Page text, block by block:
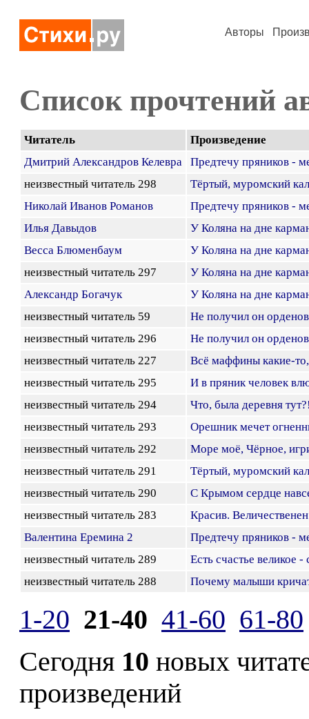
Авторы
Список прочтений
Читатель
Произведение
Дмитрий Александров Келевра
Предтечу пряников -
неизвестный читатель 298
Тёртый, муромский
Николай Иванов Романов
Предтечу пряников -
Илья Давыдов
У Коляна на дне
Весса Блюменбаум
У Коляна на дне
неизвестный читатель 297
У Коляна на дне
Александр Богачук
У Коляна на дне
неизвестный читатель 59
Не получил он
неизвестный читатель 296
Не получил он
неизвестный читатель 227
Всё маффины какие-
неизвестный читатель 295
И в пряник человек
неизвестный читатель 294
Что, была деревня
неизвестный читатель 293
Орешник мечет
неизвестный читатель 292
Море моё, Чёрное,
неизвестный читатель 291
Тёртый, муромский
неизвестный читатель 290
С Крымом сердце
неизвестный читатель 283
Красив.
Валентина Еремина 2
Предтечу пряников -
неизвестный читатель 289
Есть счастье великое -
неизвестный читатель 288
Почему малыши
1-20 21-40 41-60 61-80
Сегодня 10 новых
произведений